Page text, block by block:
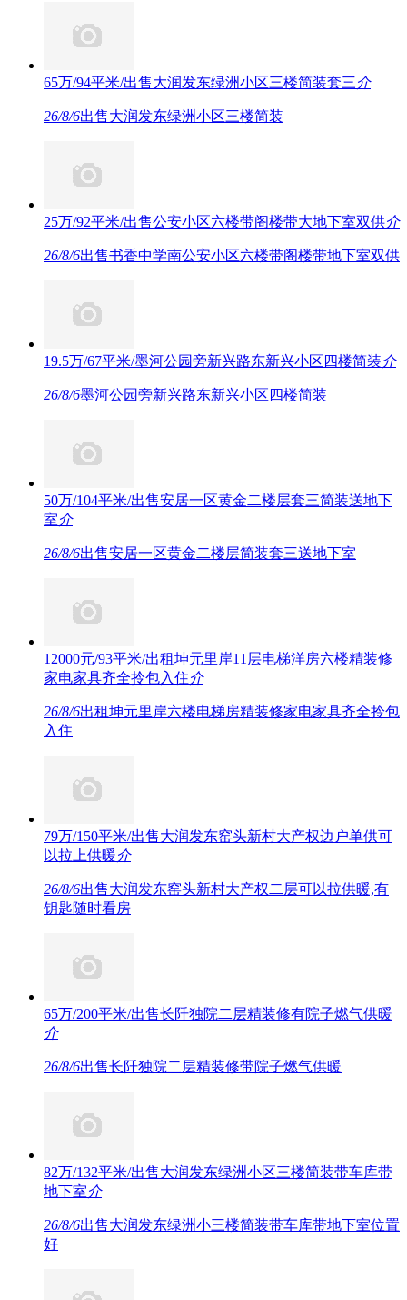
65万/94平米/出售大润发东绿洲小区三楼简装套三介
26/8/6出售大润发东绿洲小区三楼简装
25万/92平米/出售公安小区六楼带阁楼带大地下室双供介
26/8/6出售书香中学南公安小区六楼带阁楼带地下室双供
19.5万/67平米/墨河公园旁新兴路东新兴小区四楼简装介
26/8/6墨河公园旁新兴路东新兴小区四楼简装
50万/104平米/出售安居一区黄金二楼层套三简装送地下
室介
26/8/6出售安居一区黄金二楼层简装套三送地下室
12000元/93平米/出租坤元里岸11层电梯洋房六楼精装修
家电家具齐全拎包入住介
26/8/6出租坤元里岸六楼电梯房精装修家电家具齐全拎包
入住
79万/150平米/出售大润发东窑头新村大产权边户单供可
以拉上供暖介
26/8/6出售大润发东窑头新村大产权二层可以拉供暖,有
钥匙随时看房
65万/200平米/出售长阡独院二层精装修有院子燃气供暖
介
26/8/6出售长阡独院二层精装修带院子燃气供暖
82万/132平米/出售大润发东绿洲小区三楼简装带车库带
地下室介
26/8/6出售大润发东绿洲小三楼简装带车库带地下室位置
好